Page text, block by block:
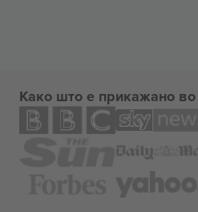
Како што е прикажано